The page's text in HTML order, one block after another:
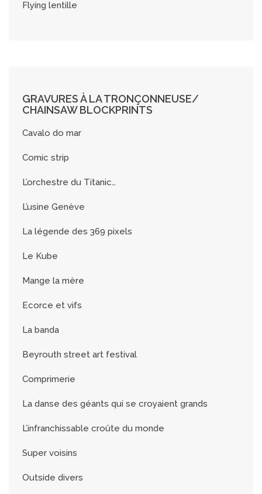
Flying lentille
GRAVURES À LA TRONÇONNEUSE/
CHAINSAW BLOCKPRINTS
Cavalo do mar
Comic strip
L’orchestre du Titanic…
L’usine Genève
La légende des 369 pixels
Le Kube
Mange la mère
Ecorce et vifs
La banda
Beyrouth street art festival
Comprimerie
La danse des géants qui se croyaient grands
L’infranchissable croûte du monde
Super voisins
Outside divers